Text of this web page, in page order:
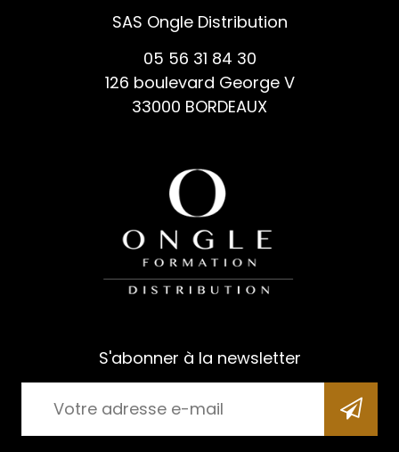
SAS Ongle Distribution
05 56 31 84 30
126 boulevard George V
33000 BORDEAUX
S'abonner à la newsletter